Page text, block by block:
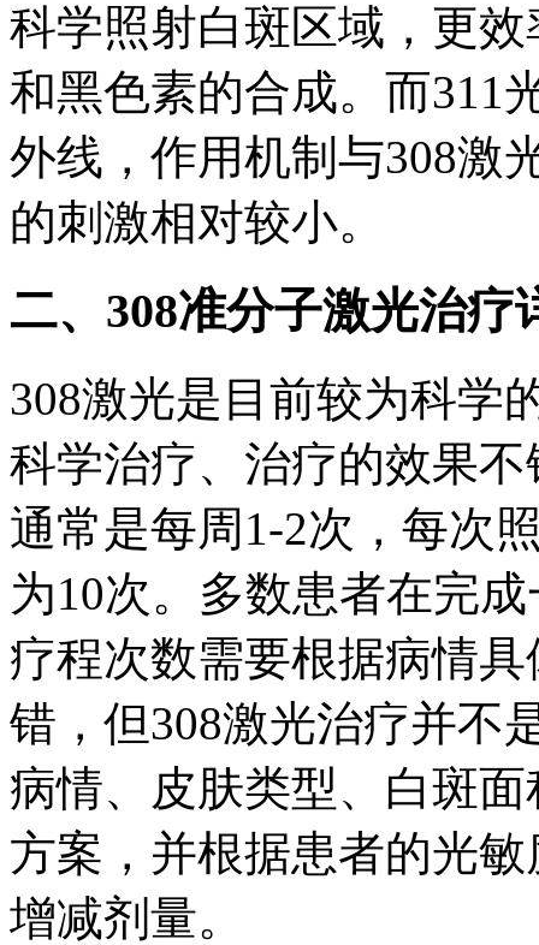
科学照射白斑区域，更
和黑色素的合成。而311
外线，作用机制与308激
的刺激相对较小。
二、308准分子激光治疗
308激光是目前较为科学
科学治疗、治疗的效果
通常是每周1-2次，每次
为10次。多数患者在完
疗程次数需要根据病情
错，但308激光治疗并不
病情、皮肤类型、白斑
方案，并根据患者的光
增减剂量。